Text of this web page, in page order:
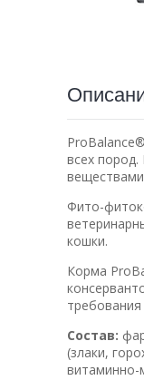
всех
Фито-
кошки.
Корма
Состав:
(злаки,
витаминно-